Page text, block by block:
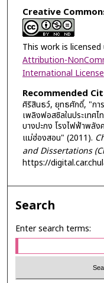
Creative
This work is licensed
Attribution-
International License
Recommended
ศิริสินธว์, ยุทธศักดิ์, "การ
เพลิงฟอสซิลในประเทศ
บางปะกง โรงไฟฟ้าพลัง
แม่ฮ่องสอน" (2011).
and Dissertations
https://
Search
Enter search terms: